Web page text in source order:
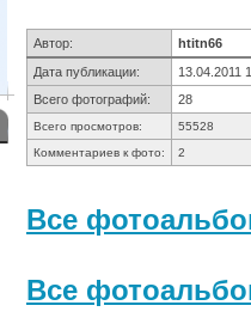
Автор:
htitn66
Дата публикации:
13.04.2011
Всего фотографий:
28
Всего просмотров:
55528
Комментариев к фото:
2
Все
Все